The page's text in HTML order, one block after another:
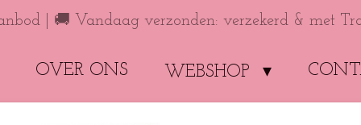
| 🚚 Vandaag verzonden: verzekerd & met
OVER ONS WEBSHOP